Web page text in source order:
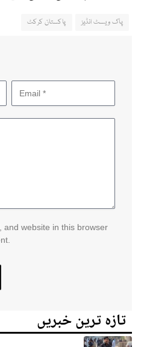
پاک ویسٹ انڈیز پاکستان کرکٹ
and website in this browser
تازہ ترین خبریں